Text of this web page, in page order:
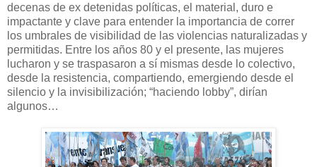
decenas de ex detenidas políticas, el material, duro e
impactante y clave para entender la importancia de correr
los umbrales de visibilidad de las violencias naturalizadas y
permitidas. Entre los años 80 y el presente, las mujeres
lucharon y se traspasaron a sí mismas desde lo colectivo,
desde la resistencia, compartiendo, emergiendo desde el
silencio y la invisibilización; “haciendo lobby”, dirían
algunos…